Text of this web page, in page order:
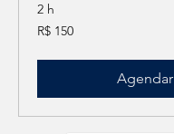
2 h
150
Reais
R$ 150
Agendar